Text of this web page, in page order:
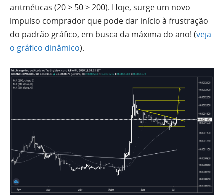
aritméticas (20 > 50 > 200). Hoje, surge um novo
impulso comprador que pode dar início à frustração
do padrão gráfico, em busca da máxima do ano! (veja
o gráfico dinâmico).